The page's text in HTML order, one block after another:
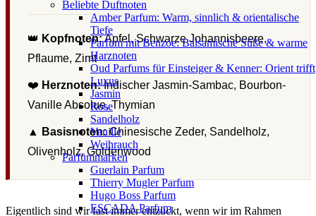
Beliebte Duftnoten
Amber Parfum: Warm, sinnlich & orientalische
Tiefe
Parfum mit Benzoe: Balsamische Süße & warme
Harznoten
Oud Parfums für Einsteiger & Kenner: Orient trifft
Luxus
Jasmin
Rose
Sandelholz
Vanille
Weihrauch
Parfümmarken
Guerlain Parfum
Thierry Mugler Parfum
Hugo Boss Parfum
ESCADA Parfum
👑 Kopfnoten:Apfel, Schwarze Johannisbeere,
Pflaume, Zimt
❤️ Herznoten:Indischer Jasmin-Sambac, Bourbon-
Vanille Absolue, Thymian
▲ Basisnoten:Chinesische Zeder, Sandelholz,
Olivenholz, Goldenwood
Eigentlich sind wir fast immer entzückt, wenn wir im Rahmen